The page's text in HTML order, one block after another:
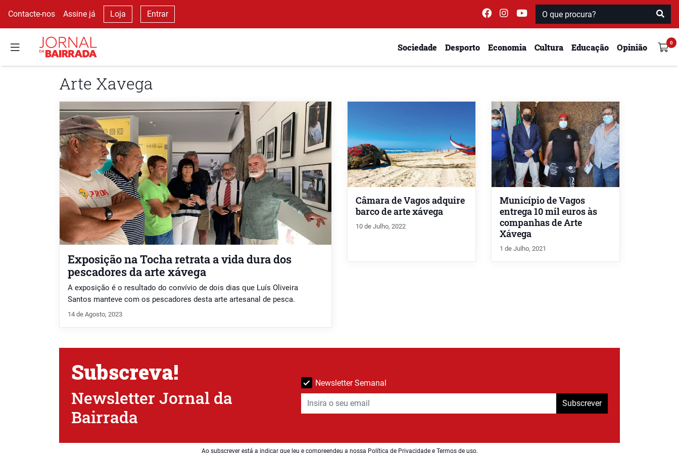
Contacte-nos Assine já Loja Entrar
Sociedade Desporto Economia Cultura Educação Opinião
Arte Xavega
Exposição na Tocha retrata a vida dura dos
pescadores da arte xávega
A exposição é o resultado do convívio de dois dias que Luís Oliveira
Santos manteve com os pescadores desta arte artesanal de pesca.
14 de Agosto, 2023
Câmara de Vagos adquire
barco de arte xávega
10 de Julho, 2022
Município de Vagos
entrega 10 mil euros às
companhas de Arte
Xávega
1 de Julho, 2021
Subscreva!
Newsletter Jornal da
Bairrada
Newsletter Semanal
Subscrever
Ao subscrever está a indicar que leu e compreendeu a nossa Política de Privacidade e Termos de uso.